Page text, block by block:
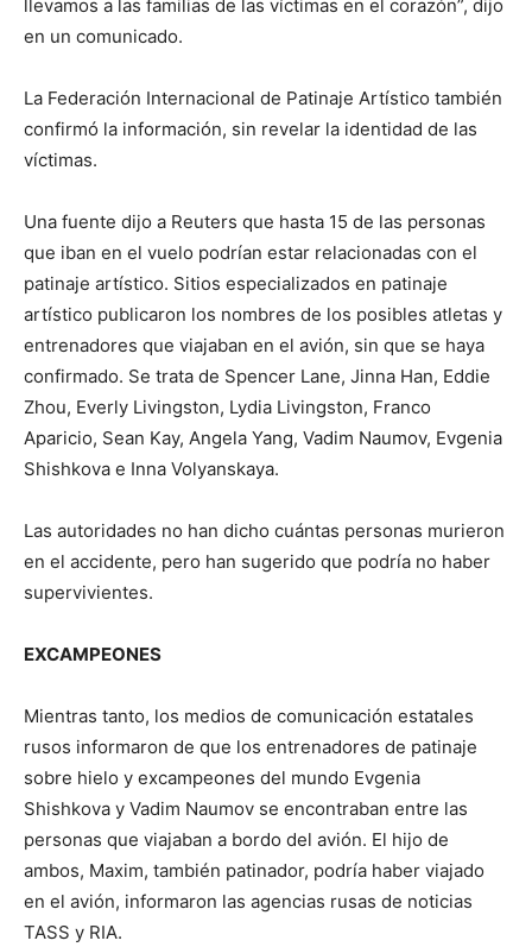
llevamos a las familias de las víctimas en el corazón”, dijo
en un comunicado.
La Federación Internacional de Patinaje Artístico también
confirmó la información, sin revelar la identidad de las
víctimas.
Una fuente dijo a Reuters que hasta 15 de las personas
que iban en el vuelo podrían estar relacionadas con el
patinaje artístico. Sitios especializados en patinaje
artístico publicaron los nombres de los posibles atletas y
entrenadores que viajaban en el avión, sin que se haya
confirmado. Se trata de Spencer Lane, Jinna Han, Eddie
Zhou, Everly Livingston, Lydia Livingston, Franco
Aparicio, Sean Kay, Angela Yang, Vadim Naumov, Evgenia
Shishkova e Inna Volyanskaya.
Las autoridades no han dicho cuántas personas murieron
en el accidente, pero han sugerido que podría no haber
supervivientes.
EXCAMPEONES
Mientras tanto, los medios de comunicación estatales
rusos informaron de que los entrenadores de patinaje
sobre hielo y excampeones del mundo Evgenia
Shishkova y Vadim Naumov se encontraban entre las
personas que viajaban a bordo del avión. El hijo de
ambos, Maxim, también patinador, podría haber viajado
en el avión, informaron las agencias rusas de noticias
TASS y RIA.